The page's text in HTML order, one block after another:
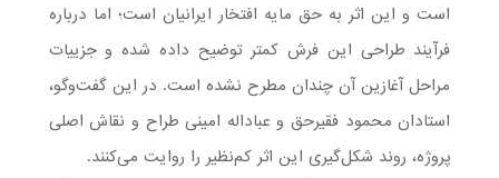
است و این اثر به حق مایه افتخار ایرانیان است؛ اما درباره
فرآیند طراحی این فرش کمتر توضیح داده شده و جزییات
مراحل آغازین آن چندان مطرح نشده است. در این گفت‌وگو،
استادان محمود فقیرحق و عباداله امینی طراح و نقاش اصلی
پروژه، روند شکل‌گیری این اثر کم‌نظیر را روایت می‌کنند.